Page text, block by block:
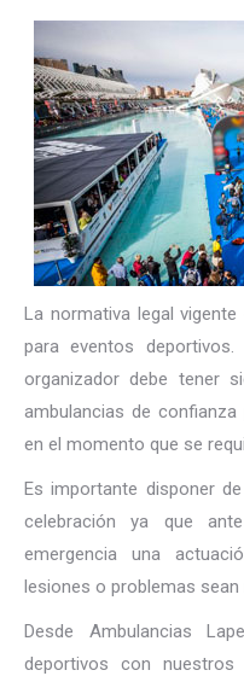
La normativa legal
para eventos
organizador debe tener
ambulancias de
en el momento que se
Es importante disponer
celebración ya que
emergencia una
lesiones o problemas sean
Desde Ambulancias
deportivos con